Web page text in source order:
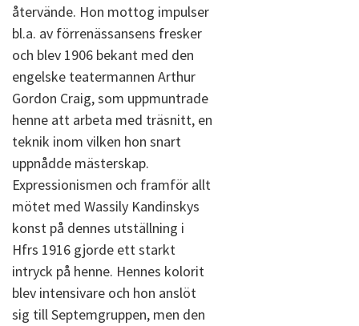
återvände. Hon mottog impulser
bl.a. av förrenässansens fresker
och blev 1906 bekant med den
engelske teatermannen Arthur
Gordon Craig, som uppmuntrade
henne att arbeta med träsnitt, en
teknik inom vilken hon snart
uppnådde mästerskap.
Expressionismen och framför allt
mötet med Wassily Kandinskys
konst på dennes utställning i
Hfrs 1916 gjorde ett starkt
intryck på henne. Hennes kolorit
blev intensivare och hon anslöt
sig till Septemgruppen, men den